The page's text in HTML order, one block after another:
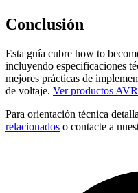
Conclusión
Esta guía cubre how to
incluyendo especificaciones
mejores prácticas de
de voltaje. Ver productos AVR
Para orientación técnica
relacionados o contacte a